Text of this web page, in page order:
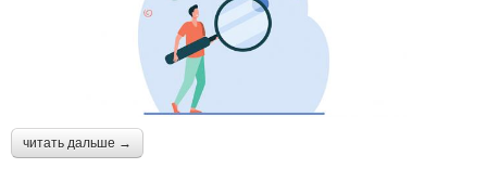
читать дальше →